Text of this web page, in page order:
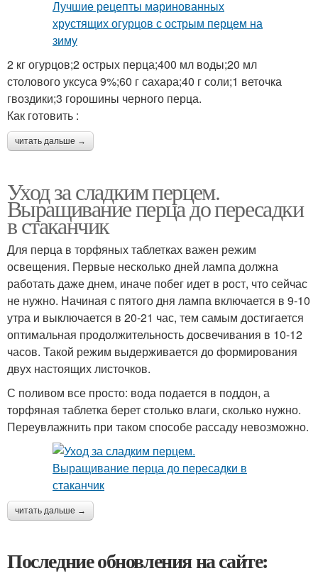
2 кг огурцов;2 острых перца;400 мл воды;20 мл
столового уксуса 9%;60 г сахара;40 г соли;1 веточка
гвоздики;3 горошины черного перца.
Как готовить :
читать дальше →
Уход за сладким перцем.
Выращивание перца до пересадки
в стаканчик
Для перца в торфяных таблетках важен режим
освещения. Первые несколько дней лампа должна
работать даже днем, иначе побег идет в рост, что сейчас
не нужно. Начиная с пятого дня лампа включается в 9-10
утра и выключается в 20-21 час, тем самым достигается
оптимальная продолжительность досвечивания в 10-12
часов. Такой режим выдерживается до формирования
двух настоящих листочков.
С поливом все просто: вода подается в поддон, а
торфяная таблетка берет столько влаги, сколько нужно.
Переувлажнить при таком способе рассаду невозможно.
читать дальше →
Последние обновления на сайте: